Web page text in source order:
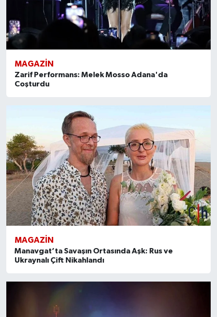
MAGAZİN
Zarif Performans: Melek Mosso Adana'da
Coşturdu
MAGAZİN
Manavgat’ta Savaşın Ortasında Aşk: Rus ve
Ukraynalı Çift Nikahlandı